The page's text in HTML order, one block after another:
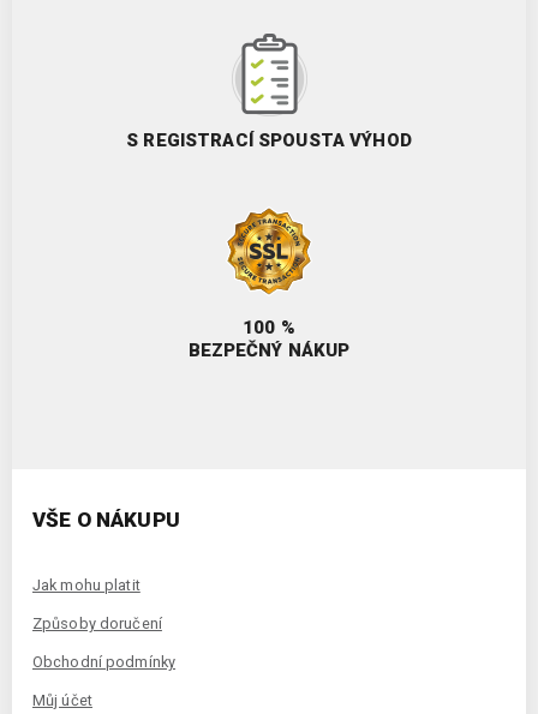
S REGISTRACÍ SPOUSTA VÝHOD
100 %
BEZPEČNÝ NÁKUP
VŠE O NÁKUPU
Jak mohu platit
Způsoby doručení
Obchodní podmínky
Můj účet